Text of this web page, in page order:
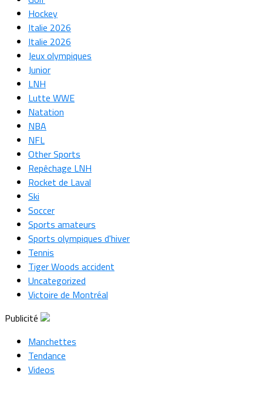
Hockey
Italie 2026
Italie 2026
Jeux olympiques
Junior
LNH
Lutte WWE
Natation
NBA
NFL
Other Sports
Repêchage LNH
Rocket de Laval
Ski
Soccer
Sports amateurs
Sports olympiques d'hiver
Tennis
Tiger Woods accident
Uncategorized
Victoire de Montréal
Publicité
Manchettes
Tendance
Videos